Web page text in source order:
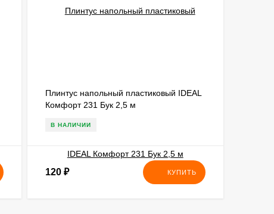
Плинтус напольный пластиковый IDEAL
Комфорт 231 Бук 2,5 м
В НАЛИЧИИ
120 ₽ КУПИТЬ